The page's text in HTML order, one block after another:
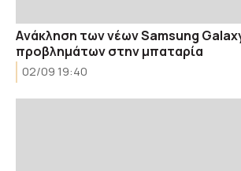
Aνάκληση των νέων Samsung
προβλημάτων στην μπαταρία
02/09 19:40